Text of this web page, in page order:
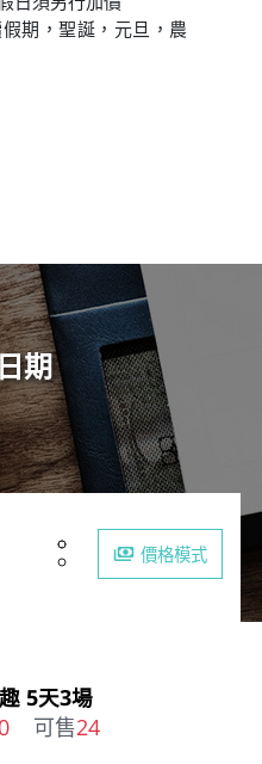
期，聖誕，元旦，農
期
價格模式
5天3場
0 可售24